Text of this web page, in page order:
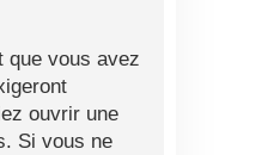
que vous avez
ouvrir une
Si vous ne